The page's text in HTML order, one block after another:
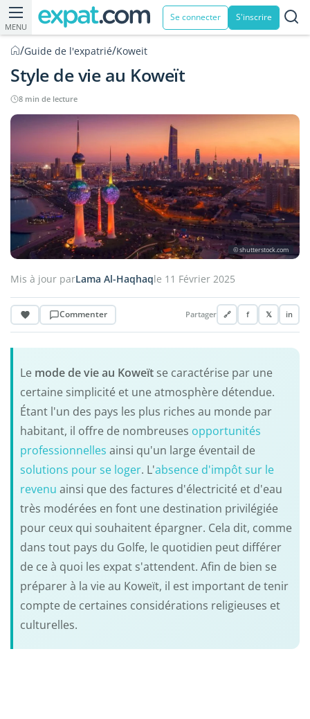
MENU
Se connecter S'inscrire
/Guide de l'expatrié/Koweit
Style de vie au Koweït
8 min de lecture
© shutterstock.com
Mis à jour parLama Al-Haqhaqle 11 Février 2025
Commenter Partager 🔗 f 𝕏 in
Le mode de vie au Koweïtse caractérise par une
certaine simplicité et une atmosphère détendue.
Étant l'un des pays les plus riches au monde par
habitant, il offre de nombreuses opportunités
professionnelles ainsi qu'un large éventail de
solutions pour se loger. L'absence d'impôt sur le
revenu ainsi que des factures d'électricité et d'eau
très modérées en font une destination privilégiée
pour ceux qui souhaitent épargner. Cela dit, comme
dans tout pays du Golfe, le quotidien peut différer
de ce à quoi les expat s'attendent. Afin de bien se
préparer à la vie au Koweït, il est important de tenir
compte de certaines considérations religieuses et
culturelles.